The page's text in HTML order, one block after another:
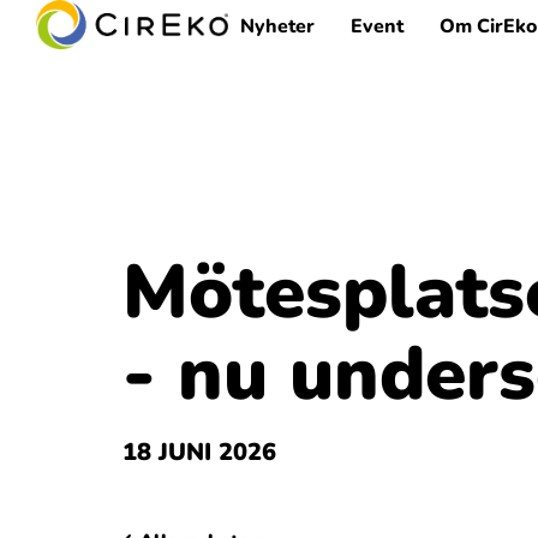
Nyheter Event Om CirEko
- nu
18 JUNI 2026